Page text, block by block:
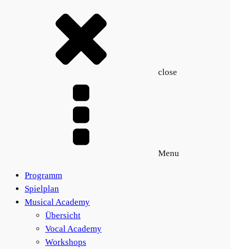
close
Menu
Programm
Spielplan
Musical Academy
Übersicht
Vocal Academy
Workshops